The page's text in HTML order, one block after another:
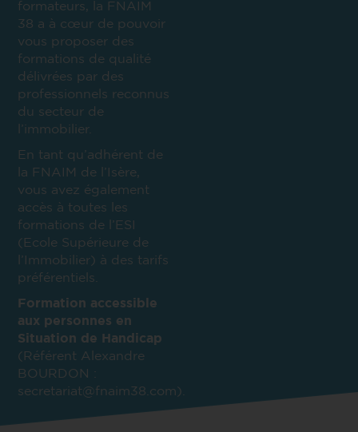
formateurs, la FNAIM
38 a à cœur de pouvoir
vous proposer des
formations de qualité
délivrées par des
professionnels reconnus
du secteur de
l’immobilier.
En tant qu’adhérent de
la FNAIM de l’Isère,
vous avez également
accès à toutes les
formations de l’ESI
(Ecole Supérieure de
l’Immobilier) à des tarifs
préférentiels.
Formation accessible
aux personnes en
Situation de Handicap
(Référent Alexandre
BOURDON :
secretariat@fnaim38.com).